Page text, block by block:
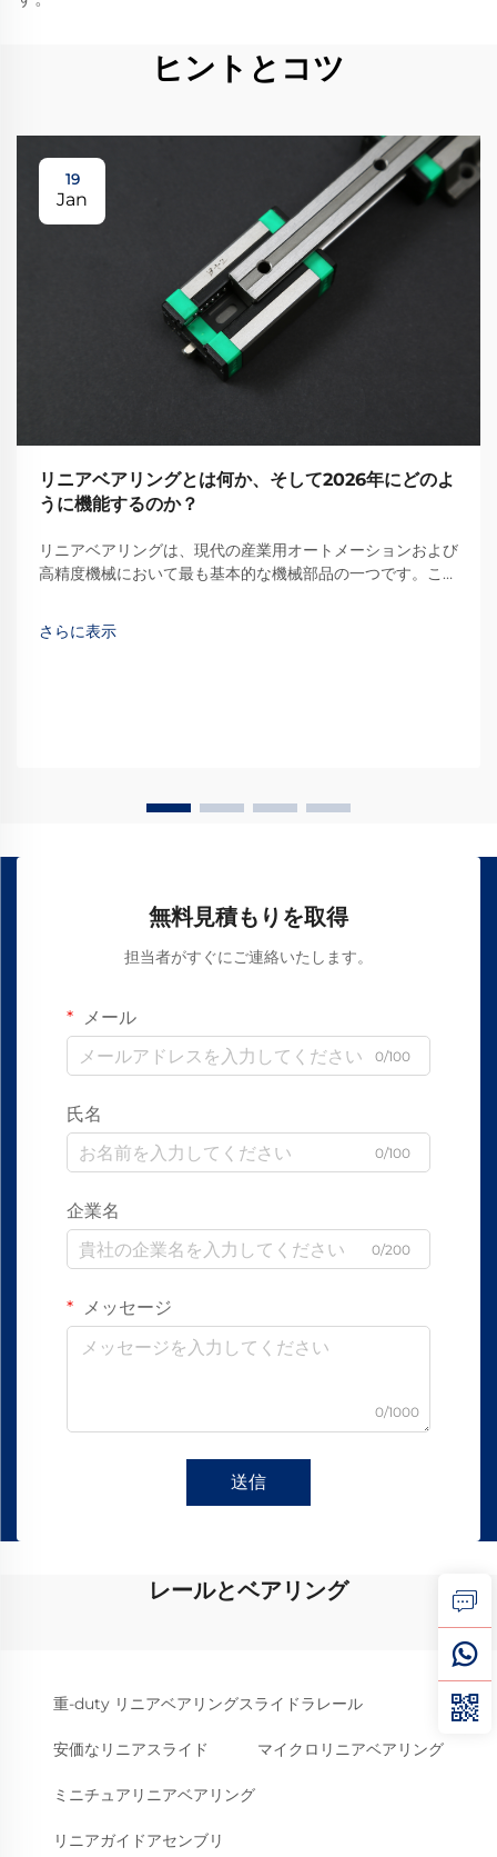
ヒントとコツ
19
Jan
リニアベアリングとは何か、そして2026年にどのよ
うに機能するのか？
リニアベアリングは、現代の産業用オートメーションおよび
高精度機械において最も基本的な機械部品の一つです。これ
た直線運動を可能にし、そのような環境では不可欠な存在と
なっています。
さらに表示
無料見積もりを取得
担当者がすぐにご連絡いたします。
メール
0/100
氏名
0/100
企業名
0/200
メッセージ
0/1000
送信
レールとベアリング
重-duty リニアベアリングスライドラレール
安価なリニアスライド マイクロリニアベアリング
ミニチュアリニアベアリング
リニアガイドアセンブリ